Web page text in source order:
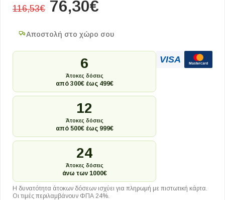
116,53€ 76,30€
Αποστολή στο χώρο σου
6
Άτοκες δόσεις
από 300€ έως 499€
12
Άτοκες δόσεις
από 500€ έως 999€
24
Άτοκες δόσεις
άνω των 1000€
VISA Mastercard
Η δυνατότητα άτοκων δόσεων ισχύει για πληρωμή με πιστωτική κάρτα.
Οι τιμές περιλαμβάνουν ΦΠΑ 24%.